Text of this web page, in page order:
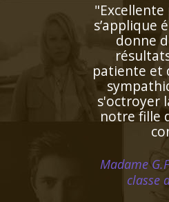
"Le
su booster
pied" en
cette
son
matière
l'horizon
Ainsi fait, il
de plus
maths